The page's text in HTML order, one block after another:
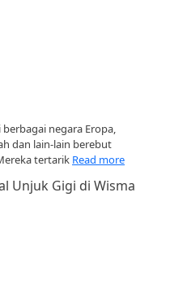
negara Eropa,
dan lain-lain berebut
tertarik Read more
Unjuk Gigi di Wisma